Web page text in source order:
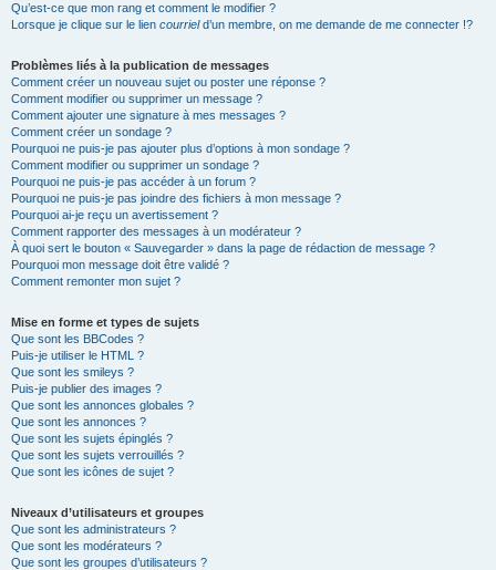
Qu’est-ce que mon rang et comment le modifier ?
Lorsque je clique sur le lien courrield’un membre, on me demande de me connecter !?
Problèmes liés à la publication de messages
Comment créer un nouveau sujet ou poster une réponse ?
Comment modifier ou supprimer un message ?
Comment ajouter une signature à mes messages ?
Comment créer un sondage ?
Pourquoi ne puis-je pas ajouter plus d’options à mon sondage ?
Comment modifier ou supprimer un sondage ?
Pourquoi ne puis-je pas accéder à un forum ?
Pourquoi ne puis-je pas joindre des fichiers à mon message ?
Pourquoi ai-je reçu un avertissement ?
Comment rapporter des messages à un modérateur ?
À quoi sert le bouton « Sauvegarder » dans la page de rédaction de message ?
Pourquoi mon message doit être validé ?
Comment remonter mon sujet ?
Mise en forme et types de sujets
Que sont les BBCodes ?
Puis-je utiliser le HTML ?
Que sont les smileys ?
Puis-je publier des images ?
Que sont les annonces globales ?
Que sont les annonces ?
Que sont les sujets épinglés ?
Que sont les sujets verrouillés ?
Que sont les icônes de sujet ?
Niveaux d’utilisateurs et groupes
Que sont les administrateurs ?
Que sont les modérateurs ?
Que sont les groupes d’utilisateurs ?